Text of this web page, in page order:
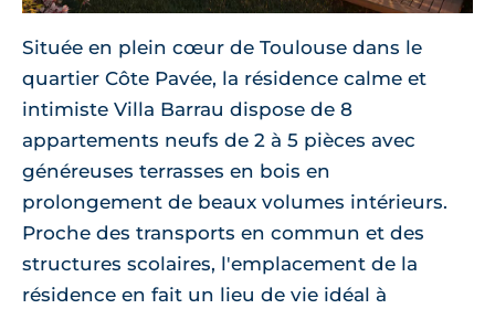
Située en plein cœur de Toulouse dans le
quartier Côte Pavée, la résidence calme et
intimiste Villa Barrau dispose de 8
appartements neufs de 2 à 5 pièces avec
généreuses terrasses en bois en
prolongement de beaux volumes intérieurs.
Proche des transports en commun et des
structures scolaires, l'emplacement de la
résidence en fait un lieu de vie idéal à